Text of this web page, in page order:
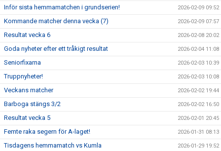
Inför sista hemmamatchen i grundserien! 2026-02-09 09:52
Kommande matcher denna vecka (7) 2026-02-09 07:57
Resultat vecka 6 2026-02-08 20:02
Goda nyheter efter ett tråkigt resultat 2026-02-04 11:08
Seniorfixarna 2026-02-03 10:39
Truppnyheter! 2026-02-03 10:08
Veckans matcher 2026-02-02 19:44
Barboga stängs 3/2 2026-02-02 16:50
Resultat vecka 5 2026-02-01 20:45
Femte raka segern för A-laget! 2026-01-31 08:13
Tisdagens hemmamatch vs Kumla 2026-01-29 19:52